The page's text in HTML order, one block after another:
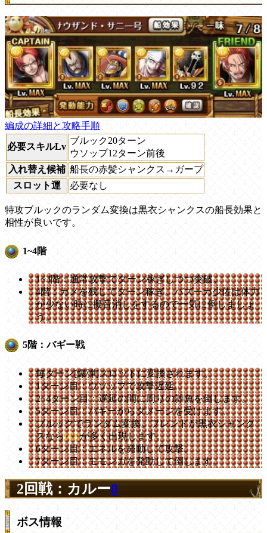
編成の詳細と攻略手順
必要スキルLv
ブルック20ターン
ウソップ12ターン前後
入れ替え候補 船長の赤髪シャンクス→ガープ
スロット運
必要なし
特攻ブルックのランダム変換は黒衣シャンクスの船長効果と
相性が良いです。
1~4階
1~3階：通常攻撃でターン稼ぎしつつ突破。
4階：カメを残してターン稼ぎ。バズーカ少佐は体力
が少ない時に擬音消しをするので一気に倒しましょ
う。
5階：バギー戦
毎ターン[爆弾]スロットに変換されます。
1ターン目：ウソップで攻撃遅延。
2~4ターン目：遅延の間に周りの雑魚を倒します。
5ターン目：バギーからダメージを受けます。
ブルックでランダム変換。フレンドが黒衣シャンク
スなら[心]が多く出現します。
6ターン目：エネルを発動して攻撃。
7ターン目：モモンガを発動して倒します。
2回戦：カルー0
ボス情報